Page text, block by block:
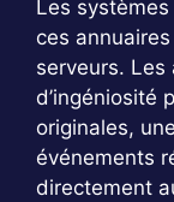
Les
ces
serveurs.
d’ingéniosité
originales,
événements
directement